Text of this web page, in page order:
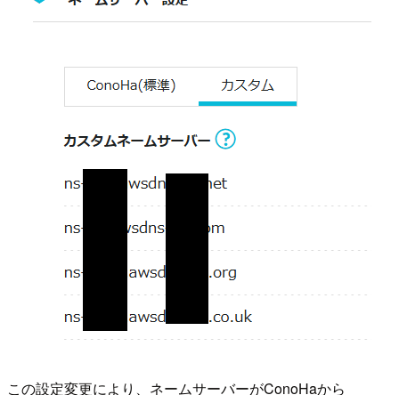
この設定変更により、ネームサーバーがConoHaから